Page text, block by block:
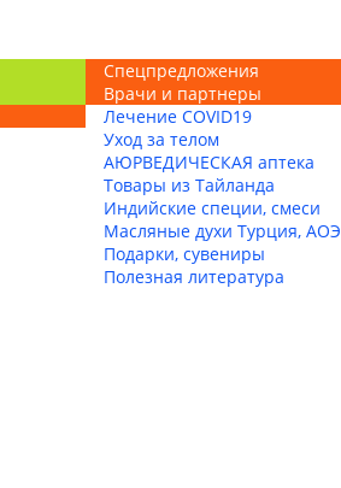
Спецпредложения
Врачи и партнеры
Лечение COVID19
Уход за телом
АЮРВЕДИЧЕСКАЯ аптека
Товары из Тайланда
Индийские специи, смеси
Масляные духи Турция, АОЭ
Подарки, сувениры
Полезная литература